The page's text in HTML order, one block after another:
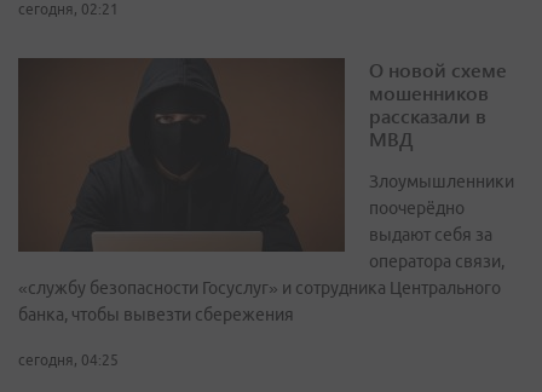
сегодня, 02:21
О новой схеме
мошенников
рассказали в
МВД
Злоумышленники
поочерёдно
выдают себя за
оператора связи,
«службу безопасности Госуслуг» и сотрудника Центрального
банка, чтобы вывезти сбережения
сегодня, 04:25